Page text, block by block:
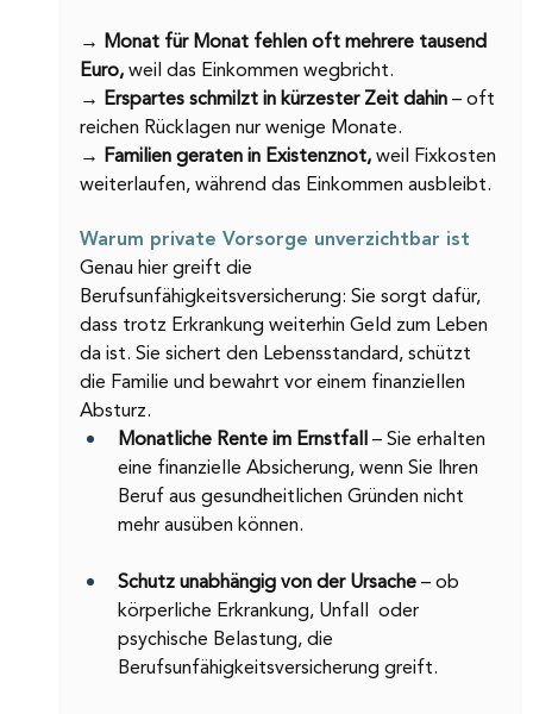
→ Monat für Monat fehlen oft mehrere tausend
Euro, weil das Einkommen wegbricht.
→ Erspartes schmilzt in kürzester Zeit dahin – oft
reichen Rücklagen nur wenige Monate.
→ Familien geraten in Existenznot, weil Fixkosten
weiterlaufen, während das Einkommen ausbleibt.
Warum private Vorsorge unverzichtbar ist
Genau hier greift die
Berufsunfähigkeitsversicherung: Sie sorgt dafür,
dass trotz Erkrankung weiterhin Geld zum Leben
da ist. Sie sichert den Lebensstandard, schützt
die Familie und bewahrt vor einem finanziellen
Absturz.
Monatliche Rente im Ernstfall – Sie erhalten
eine finanzielle Absicherung, wenn Sie Ihren
Beruf aus gesundheitlichen Gründen nicht
mehr ausüben können.
Schutz unabhängig von der Ursache – ob
körperliche Erkrankung, Unfall  oder
psychische Belastung, die
Berufsunfähigkeitsversicherung greift.